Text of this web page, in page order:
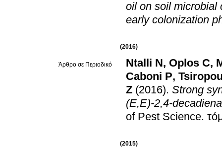
oil on soil microbial
early colonization
(2016)
Άρθρο σε Περιοδικό Ntalli N, Oplos C,
Caboni P,
Z (2016). Strong
(E,E)-2,4-
of Pest Science.
(2015)